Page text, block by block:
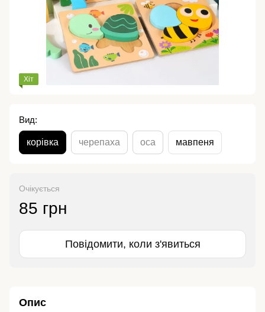
Хіт
Вид:
корівка черепаха оса мавпеня
Очікується
85 грн
Повідомити, коли з'явиться
Опис